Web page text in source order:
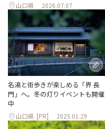
山口県 2026.07.07
名湯と街歩きが楽しめる「界 長
門」へ。冬の灯りイベントも開催
中
山口県 [PR] 2025.01.29